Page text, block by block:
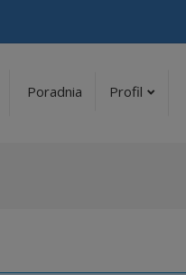
Poradnia Profil